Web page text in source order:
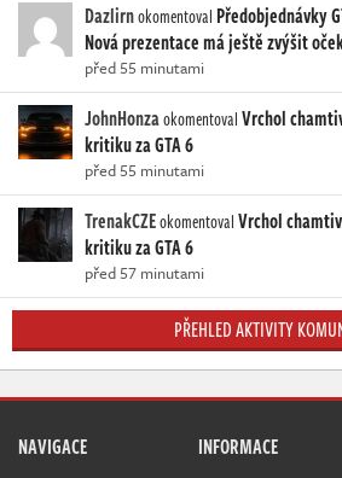
Dazlirnokomentoval Předobjednávky
Nová prezentace má ještě zvýšit
před 55 minutami
JohnHonzaokomentovalVrchol
kritiku za GTA 6
před 55 minutami
TrenakCZEokomentovalVrchol
kritiku za GTA 6
před 57 minutami
PŘEHLED AKTIVITY
NAVIGACE INFORMACE